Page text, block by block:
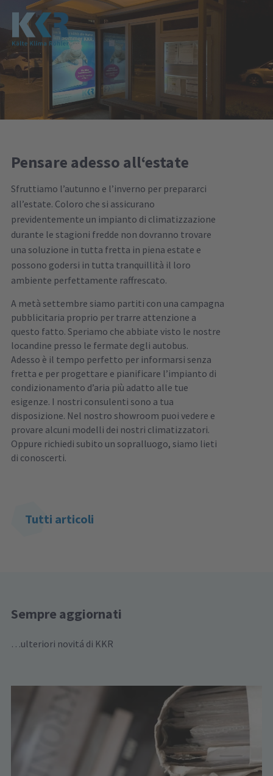
Pensare adesso all‘estate
Sfruttiamo l’autunno e l’inverno per prepararci
all’estate. Coloro che si assicurano
previdentemente un impianto di climatizzazione
durante le stagioni fredde non dovranno trovare
una soluzione in tutta fretta in piena estate e
possono godersi in tutta tranquillità il loro
ambiente perfettamente raffrescato.
A metà settembre siamo partiti con una campagna
pubblicitaria proprio per trarre attenzione a
questo fatto. Speriamo che abbiate visto le nostre
locandine presso le fermate degli autobus.
Adesso è il tempo perfetto per informarsi senza
fretta e per progettare e pianificare l’impianto di
condizionamento d’aria più adatto alle tue
esigenze. I nostri consulenti sono a tua
disposizione. Nel nostro showroom puoi vedere e
provare alcuni modelli dei nostri climatizzatori.
Oppure richiedi subito un sopralluogo, siamo lieti
di conoscerti.
Tutti articoli
Sempre aggiornati
…ulteriori novitá di KKR